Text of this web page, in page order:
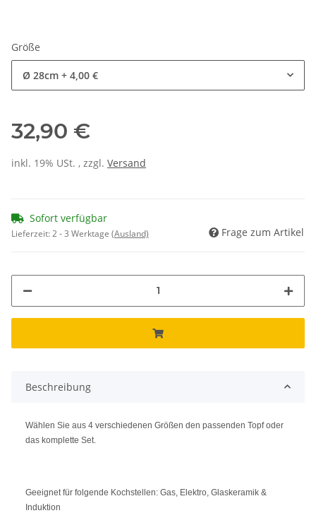
Größe
Ø 28cm + 4,00 €
32,90 €
inkl. 19% USt. , zzgl. Versand
Sofort verfügbar
Lieferzeit:2 - 3 Werktage (Ausland) Frage zum Artikel
Beschreibung
Wählen Sie aus 4 verschiedenen Größen den passenden Topf oder
das komplette Set.
Geeignet für folgende Kochstellen: Gas, Elektro, Glaskeramik &
Induktion